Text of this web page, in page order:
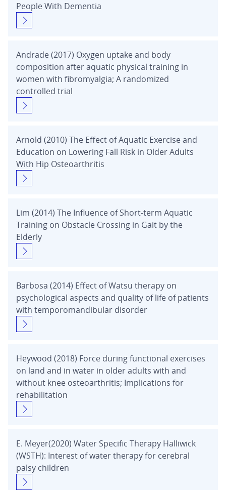
People With Dementia
Andrade (2017) Oxygen uptake and body
composition after aquatic physical training in
women with fibromyalgia; A randomized
controlled trial
Arnold (2010) The Effect of Aquatic Exercise and
Education on Lowering Fall Risk in Older Adults
With Hip Osteoarthritis
Lim (2014) The Influence of Short-term Aquatic
Training on Obstacle Crossing in Gait by the
Elderly
Barbosa (2014) Effect of Watsu therapy on
psychological aspects and quality of life of patients
with temporomandibular disorder
Heywood (2018) Force during functional exercises
on land and in water in older adults with and
without knee osteoarthritis; Implications for
rehabilitation
E. Meyer(2020) Water Specific Therapy Halliwick
(WSTH): Interest of water therapy for cerebral
palsy children